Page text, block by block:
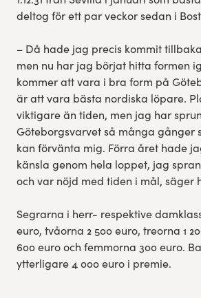
deltog för ett par veckor sedan i
– Då hade jag precis kommit
men nu har jag börjat hitta formen
kommer att vara i bra form på
är att vara bästa nordiska löpare.
viktigare än tiden, men jag har
Göteborgsvarvet så många gånger
kan förvänta mig. Förra året hade
känsla genom hela loppet, jag
och var nöjd med tiden i mål, säger
Segrarna i herr- respektive
euro, tvåorna 2 500 euro, treorna 1
600 euro och femmorna 300 euro.
ytterligare 4 000 euro i premie.